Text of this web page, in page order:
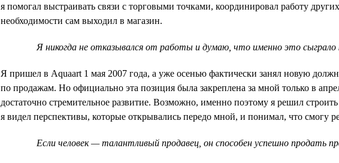
я помогал выстраивать связи с торговыми точками, координировал работу
необходимости сам выходил в магазин.
Я никогда не отказывался от работы и думаю, что именно это сыграло
Я пришел в Aquaart 1 мая 2007 года, а уже осенью фактически занял новую
по продажам. Но официально эта позиция была закреплена за мной только в
достаточно стремительное развитие. Возможно, именно поэтому я решил
я видел перспективы, которые открывались передо мной, и понимал, что смогу
Если человек — талантливый продавец, он способен успешно продать